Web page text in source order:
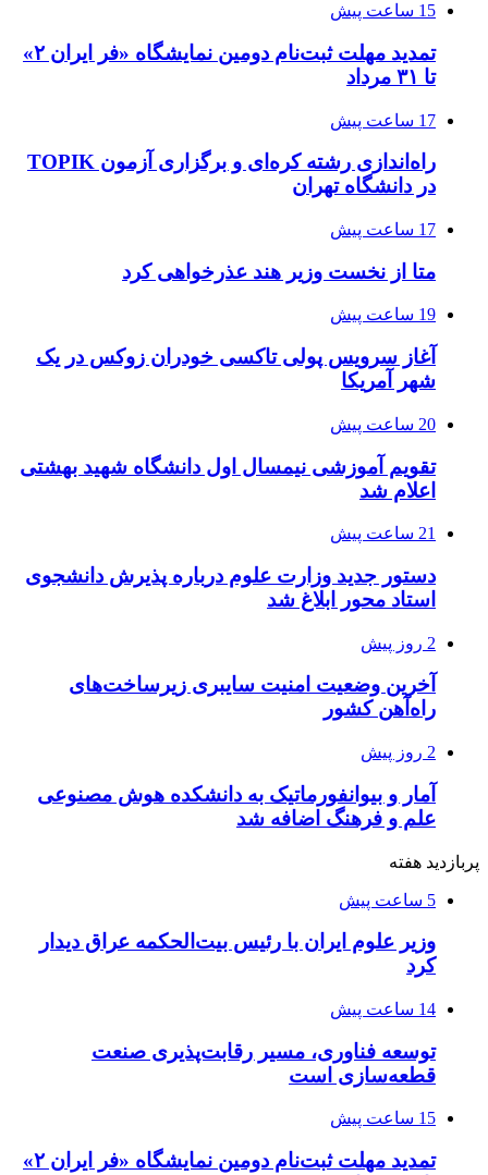
15 ساعت پیش
تمدید مهلت ثبت‌نام دومین نمایشگاه «فر ایران ۲»
تا ۳۱ مرداد
17 ساعت پیش
راه‌اندازی رشته کره‌ای و برگزاری آزمون TOPIK
در دانشگاه تهران
17 ساعت پیش
متا از نخست وزیر هند عذرخواهی کرد
19 ساعت پیش
آغاز سرویس پولی تاکسی خودران زوکس در یک
شهر آمریکا
20 ساعت پیش
تقویم آموزشی نیمسال اول دانشگاه شهید بهشتی
اعلام شد
21 ساعت پیش
دستور جدید وزارت علوم درباره پذیرش دانشجوی
استاد محور ابلاغ شد
2 روز پیش
آخرین وضعیت امنیت سایبری زیرساخت‌های
راه‌آهن کشور
2 روز پیش
آمار و بیوانفورماتیک به دانشکده هوش مصنوعی
علم و فرهنگ اضافه شد
پربازدید هفته
5 ساعت پیش
وزیر علوم ایران با رئیس بیت‌الحکمه عراق دیدار
کرد
14 ساعت پیش
توسعه فناوری، مسیر رقابت‌پذیری صنعت
قطعه‌سازی است
15 ساعت پیش
تمدید مهلت ثبت‌نام دومین نمایشگاه «فر ایران ۲»